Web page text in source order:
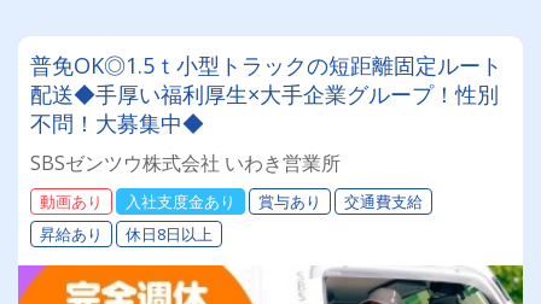
普免OK◎1.5ｔ小型トラックの短距離固定ルート
配送◆手厚い福利厚生×大手企業グループ！性別
不問！大募集中◆
SBSゼンツウ株式会社 いわき営業所
動画あり 入社支度金あり 賞与あり
交通費支給
昇給あり
休日8日以上